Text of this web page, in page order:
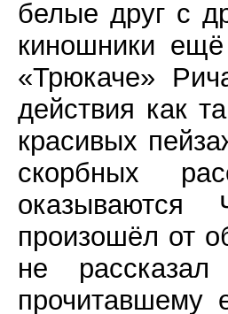
белые друг с
киношники
«Трюкаче»
действия как
красивых
скорбных
произошёл от
не
прочитавшему